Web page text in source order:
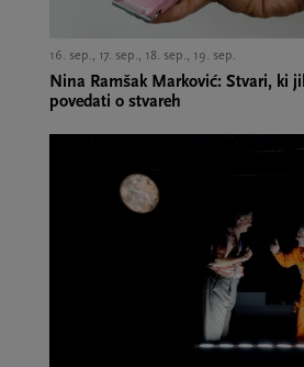
16. sep., 17. sep., 18. sep., 19. sep.,
Nina Ramšak Marković: Stvari, ki
povedati o stvareh